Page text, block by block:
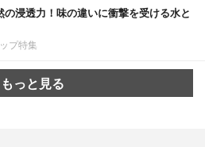
の浸透力！味の違いに衝撃を受ける水と
プ特集
もっと見る